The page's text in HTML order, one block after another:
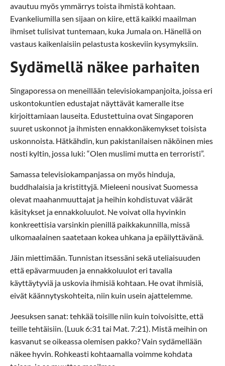
avautuu myös ymmärrys toista ihmistä kohtaan.
Evankeliumilla sen sijaan on kiire, että kaikki maailman
ihmiset tulisivat tuntemaan, kuka Jumala on. Hänellä on
vastaus kaikenlaisiin pelastusta koskeviin kysymyksiin.
Sydämellä näkee parhaiten
Singaporessa on meneillään televisiokampanjoita, joissa eri
uskontokuntien edustajat näyttävät kameralle itse
kirjoittamiaan lauseita. Edustettuina ovat Singaporen
suuret uskonnot ja ihmisten ennakkonäkemykset toisista
uskonnoista. Hätkähdin, kun pakistanilaisen näköinen mies
nosti kyltin, jossa luki: “Olen muslimi mutta en terroristi”.
Samassa televisiokampanjassa on myös hinduja,
buddhalaisia ja kristittyjä. Mieleeni nousivat Suomessa
olevat maahanmuuttajat ja heihin kohdistuvat väärät
käsitykset ja ennakkoluulot. Ne voivat olla hyvinkin
konkreettisia varsinkin pienillä paikkakunnilla, missä
ulkomaalainen saatetaan kokea uhkana ja epäilyttävänä.
Jäin miettimään. Tunnistan itsessäni sekä uteliaisuuden
että epävarmuuden ja ennakkoluulot eri tavalla
käyttäytyviä ja uskovia ihmisiä kohtaan. He ovat ihmisiä,
eivät käännytyskohteita, niin kuin usein ajattelemme.
Jeesuksen sanat: tehkää toisille niin kuin toivoisitte, että
teille tehtäisiin. (Luuk 6:31 tai Mat. 7:21). Mistä meihin on
kasvanut se oikeassa olemisen pakko? Vain sydämellään
näkee hyvin. Rohkeasti kohtaamalla voimme kohdata